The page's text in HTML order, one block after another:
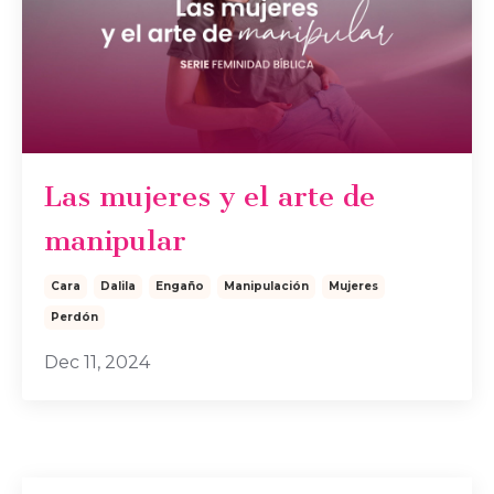
Las mujeres y el arte de
manipular
Cara Dalila Engaño Manipulación Mujeres
Perdón
Dec 11, 2024